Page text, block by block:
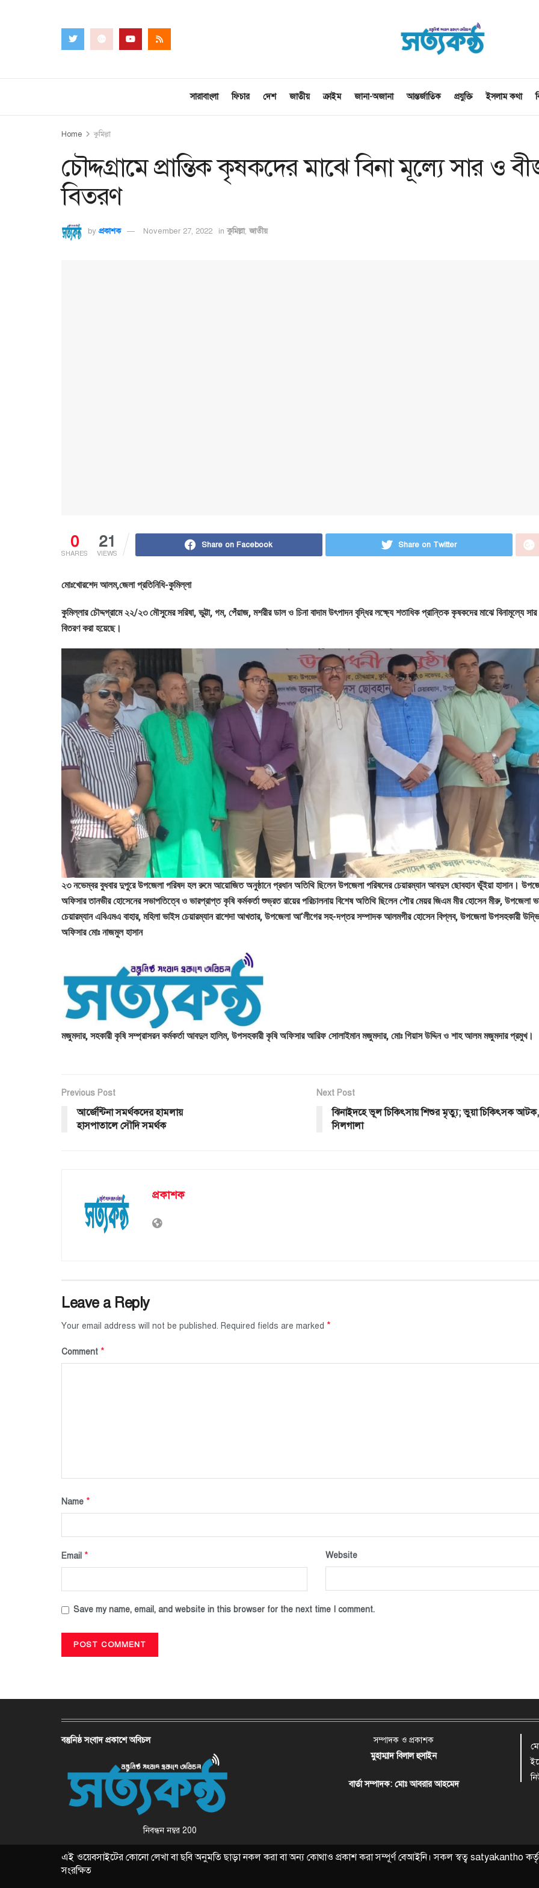
সারাবাংলা ফিচার দেশ জাতীয় ক্রাইম জানা-অজানা আন্তর্জাতিক প্রযুক্তি ইসলাম কথা
Home কুমিল্লা
চৌদ্দগ্রামে প্রান্তিক কৃষকদের মাঝে বিনা মূল্যে সার ও
বিতরণ
by প্রকাশক November 27, 2022 in কুমিল্লা,জাতীয়
0
SHARES
21
VIEWS
Share on Facebook Share on Twitter
মোঃখোরশেদ আলম,জেলা প্রতিনিধি-কুমিল্লা
কুমিল্লার চৌদ্দগ্রামে ২২/২৩ মৌসুমের সরিষা, ভুট্টা, গম, পেঁয়াজ, মশরীর ডাল ও চিনা বাদাম উৎপাদন বৃদ্ধির লক্ষ্যে শতাধিক প্রান্তিক কৃষকদের মাঝে বিনামূল্যে
বিতরণ করা হয়েছে।
২৩ নভেম্বর বুধবার দুপুরে উপজেলা পরিষদ হল রুমে আয়োজিত অনুষ্ঠানে প্রধান অতিথি ছিলেন উপজেলা পরিষদের চেয়ারম্যান আবদুস ছোবহান ভূঁইয়া হাসান।
অফিসার তানভীর হোসেনের সভাপতিত্বে ও ভারপ্রাপ্ত কৃষি কর্মকর্তা শুভ্রত রায়ের পরিচালনায় বিশেষ অতিথি ছিলেন পৌর মেয়র জিএম মীর হোসেন মীরু, উপজেলা
চেয়ারম্যান এবিএমএ বাহার, মহিলা ভাইস চেয়ারম্যান রাশেদা আখতার, উপজেলা আ’লীগের সহ-দপ্তর সম্পাদক আলমগীর হোসেন বিপ্লব, উপজেলা উপসহকারী
অফিসার মোঃ নাজমুল হাসান
মজুমদার, সহকারী কৃষি সম্প্রাসরন কর্মকর্তা আবদুল হালিম, উপসহকারী কৃষি অফিসার আরিফ সোলাইমান মজুমদার, মোঃ গিয়াস উদ্দিন ও শাহ আলম মজুমদার প্রমুখ।
Previous Post
আর্জেন্টিনা সমর্থকদের হামলায়
হাসপাতালে সৌদি সমর্থক
Next Post
ঝিনাইদহে ভূল চিকিৎসায় শিশুর মৃত্যু; ভুয়া চিকিৎসক আটক,
সিলগালা
প্রকাশক
Leave a Reply
Your email address will not be published. Required fields are marked *
Comment *
Name *
Email * Website
Save my name, email, and website in this browser for the next time I comment.
বস্তুনিষ্ঠ সংবাদ প্রকাশে অবিচল
নিবন্ধন নম্বর 200
সম্পাদক ও প্রকাশক
মুহাম্মাদ বিলাল হুসাইন
বার্তা সম্পাদক: মোঃ আবরার আহমেদ
এই ওয়েবসাইটের কোনো লেখা বা ছবি অনুমতি ছাড়া নকল করা বা অন্য কোথাও প্রকাশ করা সম্পূর্ণ বেআইনি। সকল স্বত্ব satyakantho
সংরক্ষিত